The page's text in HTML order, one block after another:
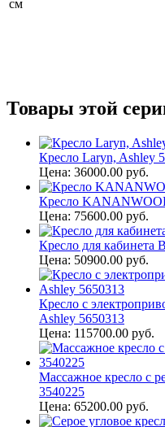
см
Товары этой
Кресло Laryn, Ashley
Цена: 36000.00 руб.
Кресло
Цена: 75600.00 руб.
Кресло для
Цена: 50900.00 руб.
Кресло с
Ashley 5650313
Цена: 115700.00 руб.
Массажное кресло с
3540225
Цена: 65200.00 руб.